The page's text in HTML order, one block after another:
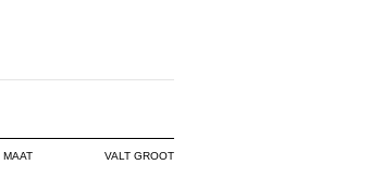
MAAT VALT GROOT